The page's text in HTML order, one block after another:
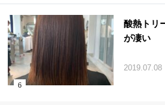
酸熱トリ
が凄い
2019.07.08